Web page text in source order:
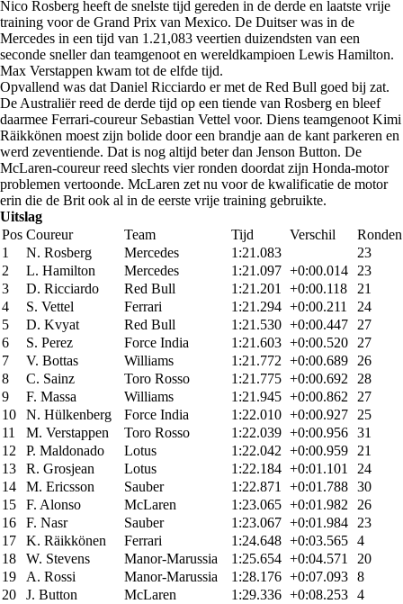
Nico Rosberg heeft de snelste tijd gereden in de derde en laatste vrije
training voor de Grand Prix van Mexico. De Duitser was in de
Mercedes in een tijd van 1.21,083 veertien duizendsten van een
seconde sneller dan teamgenoot en wereldkampioen Lewis Hamilton.
Max Verstappen kwam tot de elfde tijd.
Opvallend was dat Daniel Ricciardo er met de Red Bull goed bij zat.
De Australiër reed de derde tijd op een tiende van Rosberg en bleef
daarmee Ferrari-coureur Sebastian Vettel voor. Diens teamgenoot Kimi
Räikkönen moest zijn bolide door een brandje aan de kant parkeren en
werd zeventiende. Dat is nog altijd beter dan Jenson Button. De
McLaren-coureur reed slechts vier ronden doordat zijn Honda-motor
problemen vertoonde. McLaren zet nu voor de kwalificatie de motor
erin die de Brit ook al in de eerste vrije training gebruikte.
Uitslag
Pos Coureur Team Tijd Verschil
Ronden
1
N. Rosberg Mercedes 1:21.083
23
2
L. Hamilton Mercedes 1:21.097 +0:00.014
23
3
D. Ricciardo Red Bull 1:21.201 +0:00.118
21
4
S. Vettel Ferrari 1:21.294 +0:00.211
24
5
D. Kvyat Red Bull 1:21.530 +0:00.447
27
6
S. Perez Force India 1:21.603 +0:00.520
27
7
V. Bottas Williams 1:21.772 +0:00.689
26
8
C. Sainz Toro Rosso 1:21.775 +0:00.692
28
9
F. Massa Williams 1:21.945 +0:00.862
27
10
N. Hülkenberg Force India 1:22.010 +0:00.927
25
11
M. Verstappen Toro Rosso 1:22.039 +0:00.956 31
12
P. Maldonado Lotus 1:22.042 +0:00.959
21
13
R. Grosjean Lotus 1:22.184 +0:01.101
24
14
M. Ericsson Sauber 1:22.871 +0:01.788 30
15
F. Alonso McLaren 1:23.065 +0:01.982
26
16
F. Nasr Sauber 1:23.067 +0:01.984
23
17
K. Räikkönen Ferrari 1:24.648 +0:03.565 4
18
W. Stevens Manor-Marussia 1:25.654 +0:04.571
20
19
A. Rossi Manor-Marussia 1:28.176 +0:07.093 8
20
J. Button McLaren 1:29.336 +0:08.253 4